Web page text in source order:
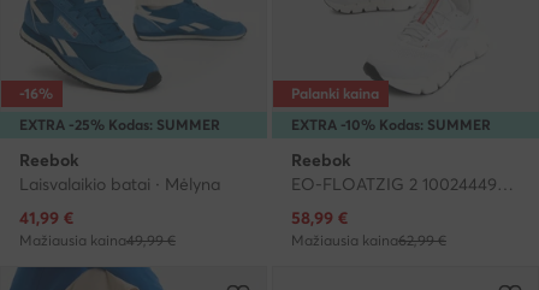
EXTRA -25% Kodas: SUMMER
-16%
Reebok
Laisvalaikio batai · Mėlyna
Dabartinė kaina
41,99 €
Mažiausia kaina49,99 €
EXTRA -10% Kodas: SUMMER
Palanki kaina
Reebok
EO-FLOATZIG 2 100244494 · Bėgimo batai
Dabartinė kaina
58,99 €
Mažiausia kaina62,99 €